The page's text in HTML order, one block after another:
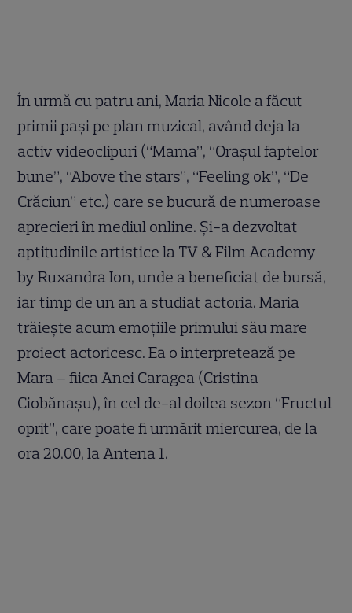
În urmă cu patru ani, Maria Nicole a făcut
primii pași pe plan muzical, având deja la
activ videoclipuri (“Mama”, “Orașul faptelor
bune”, “Above the stars”, “Feeling ok”, “De
Crăciun” etc.) care se bucură de numeroase
aprecieri în mediul online. Și-a dezvoltat
aptitudinile artistice la TV & Film Academy
by Ruxandra Ion, unde a beneficiat de bursă,
iar timp de un an a studiat actoria. Maria
trăiește acum emoțiile primului său mare
proiect actoricesc. Ea o interpretează pe
Mara – fiica Anei Caragea (Cristina
Ciobănașu), în cel de-al doilea sezon “Fructul
oprit”, care poate fi urmărit miercurea, de la
ora 20.00, la Antena 1.